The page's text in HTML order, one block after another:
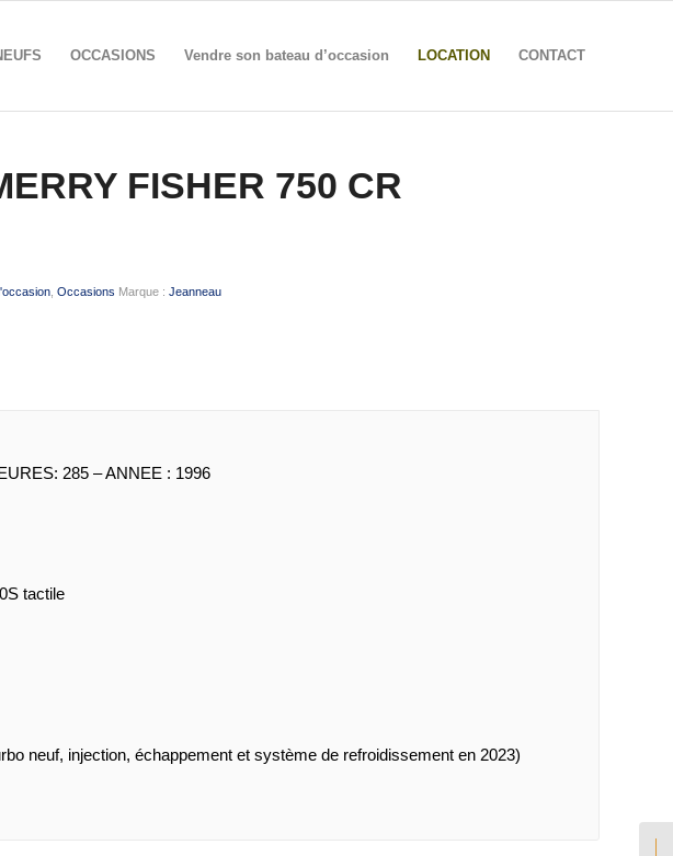
OCCASIONS Vendre son bateau d’occasion LOCATION CONTACT
FISHER 750 CR
,Occasions Marque :Jeanneau
285 – ANNEE : 1996
tactile
neuf, injection, échappement et système de refroidissement en 2023)